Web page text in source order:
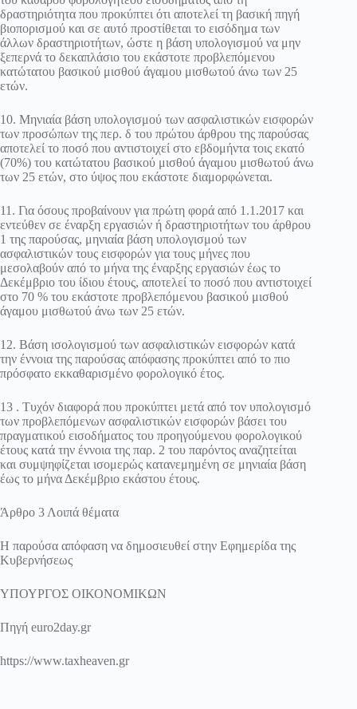
δραστηριότητα που προκύπτει ότι αποτελεί τη βασική πηγή
βιοπορισμού και σε αυτό προστίθεται το εισόδημα των
άλλων δραστηριοτήτων, ώστε η βάση υπολογισμού να μην
ξεπερνά το δεκαπλάσιο του εκάστοτε προβλεπόμενου
κατώτατου βασικού μισθού άγαμου μισθωτού άνω των 25
ετών.
10. Μηνιαία βάση υπολογισμού των ασφαλιστικών εισφορών
των προσώπων της περ. δ του πρώτου άρθρου της παρούσας
αποτελεί το ποσό που αντιστοιχεί στο εβδομήντα τοις εκατό
(70%) του κατώτατου βασικού μισθού άγαμου μισθωτού άνω
των 25 ετών, στο ύψος που εκάστοτε διαμορφώνεται.
11. Για όσους προβαίνουν για πρώτη φορά από 1.1.2017 και
εντεύθεν σε έναρξη εργασιών ή δραστηριοτήτων του άρθρου
1 της παρούσας, μηνιαία βάση υπολογισμού των
ασφαλιστικών τους εισφορών για τους μήνες που
μεσολαβούν από το μήνα της έναρξης εργασιών έως το
Δεκέμβριο του ίδιου έτους, αποτελεί το ποσό που αντιστοιχεί
στο 70 % του εκάστοτε προβλεπόμενου βασικού μισθού
άγαμου μισθωτού άνω των 25 ετών.
12. Βάση ισολογισμού των ασφαλιστικών εισφορών κατά
την έννοια της παρούσας απόφασης προκύπτει από το πιο
πρόσφατο εκκαθαρισμένο φορολογικό έτος.
13 . Τυχόν διαφορά που προκύπτει μετά από τον υπολογισμό
των προβλεπόμενων ασφαλιστικών εισφορών βάσει του
πραγματικού εισοδήματος του προηγούμενου φορολογικού
έτους κατά την έννοια της παρ. 2 του παρόντος αναζητείται
και συμψηφίζεται ισομερώς κατανεμημένη σε μηνιαία βάση
έως το μήνα Δεκέμβριο εκάστου έτους.
Άρθρο 3 Λοιπά θέματα
Η παρούσα απόφαση να δημοσιευθεί στην Εφημερίδα της
Κυβερνήσεως
ΥΠΟΥΡΓΟΣ ΟΙΚΟΝΟΜΙΚΩΝ
Πηγή euro2day.gr
https://www.taxheaven.gr